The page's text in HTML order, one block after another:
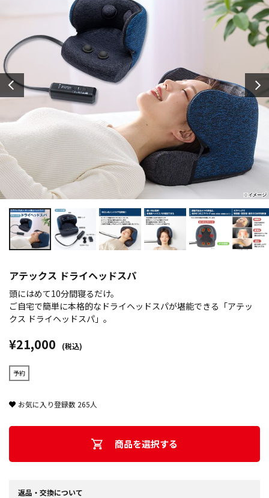
アテックス ドライヘッドスパ
頭にはめて10分間寝るだけ。
ご自宅で簡単に本格的なドライヘッドスパが堪能できる「アテッ
クス ドライヘッドスパ」。
¥21,000 (税込)
予約
お気に入り登録数 265人
商品を選択する
返品・交換について